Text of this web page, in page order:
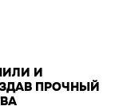
И
ПРОЧНЫЙ